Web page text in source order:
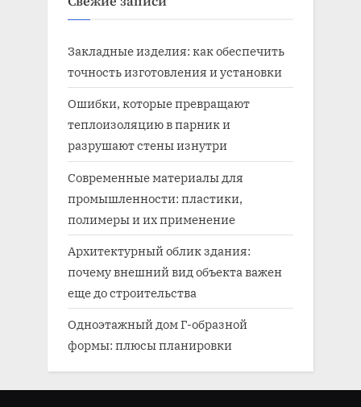
Закладные изделия: как обеспечить
точность изготовления и установки
Ошибки, которые превращают
теплоизоляцию в парник и
разрушают стены изнутри
Современные материалы для
промышленности: пластики,
полимеры и их применение
Архитектурный облик здания:
почему внешний вид объекта важен
еще до строительства
Одноэтажный дом Г-образной
формы: плюсы планировки